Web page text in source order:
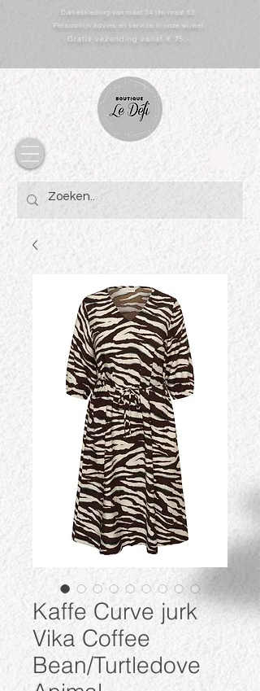
Dameskleding van maat 34 t/m maat 52
Persoonlijk advies en service in onze winkel
Gratis vezending vanaf € 75,-
Kaffe Curve jurk
Vika Coffee
Bean/Turtledove